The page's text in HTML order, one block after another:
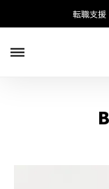
転職支援
dehaze